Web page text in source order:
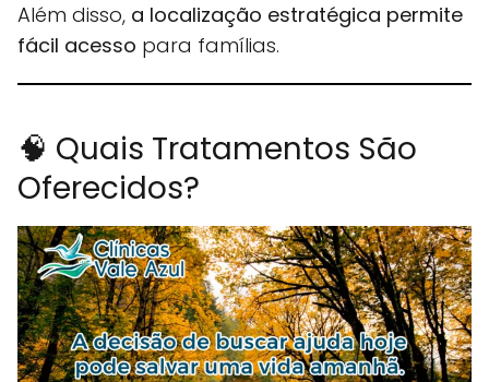
Além disso, a localização estratégica permite
fácil acesso para famílias.
🧠 Quais Tratamentos São
Oferecidos?